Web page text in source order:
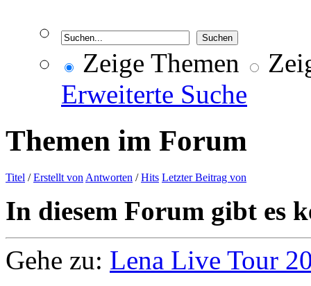
Zeige Themen
Erweiterte Suche
Themen im Forum
Titel /Erstellt von Antworten /Hits Letzter Beitrag von
In diesem Forum gibt es
Gehe zu: Lena Live Tour